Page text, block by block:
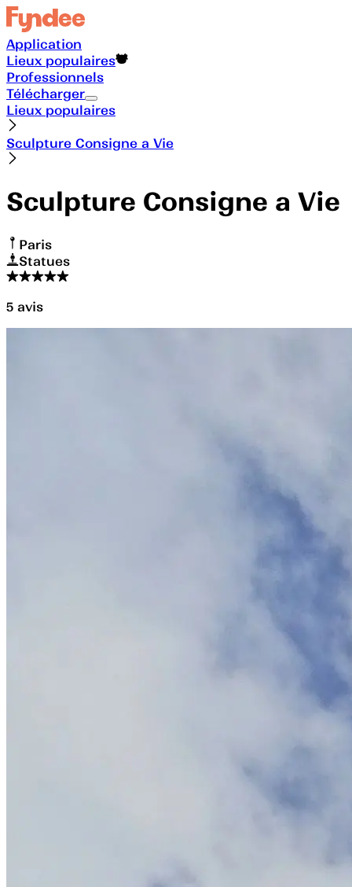
Application
Lieux populaires
Professionnels
Télécharger
Lieux populaires
Sculpture Consigne a Vie
Sculpture Consigne a Vie
Paris
Statues
5 avis